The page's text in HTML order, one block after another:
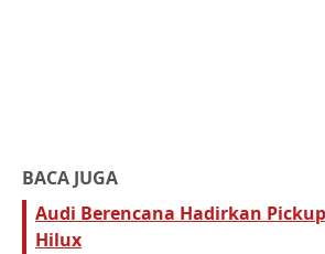
BACA JUGA
Audi Berencana Hadirkan
Hilux